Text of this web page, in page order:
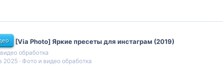
[Via Photo] Яркие пресеты для инстаграм (2019)
обработка
Фото и видео обработка
2025